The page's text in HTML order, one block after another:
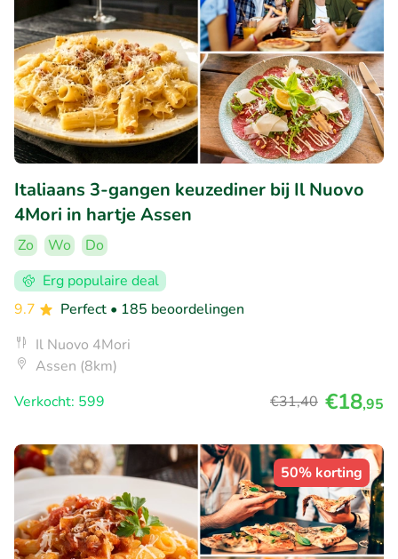
Italiaans 3-gangen keuzediner bij Il Nuovo
4Mori in hartje Assen
Zo Wo
Do
Erg populaire deal
9.7
Perfect • 185 beoordelingen
Il Nuovo 4Mori
Assen (8km)
Verkocht: 599
€31,40 €18,95
50% korting